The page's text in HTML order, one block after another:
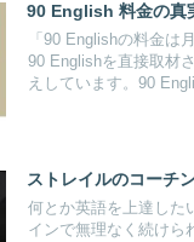
90 English 料金の真
「90 Englishの料金は
90 Englishを直接取材
えしています。90
ストレイルのコーチ
何とか英語を上達した
インで無理なく続けら